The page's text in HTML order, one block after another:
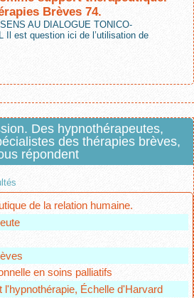
Brèves 74.
AU DIALOGUE TONICO-
Il est question ici de l’utilisation de
Des hypnothérapeutes,
des thérapies brèves,
répondent
de la relation humaine.
en soins palliatifs
l'hypnothérapie, Échelle d'Harvard